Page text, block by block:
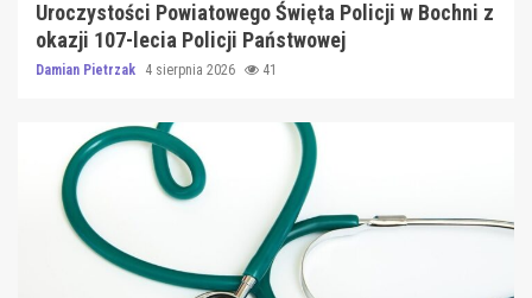
Uroczystości Powiatowego Święta Policji w Bochni z
okazji 107-lecia Policji Państwowej
Damian Pietrzak 4 sierpnia 2026 41